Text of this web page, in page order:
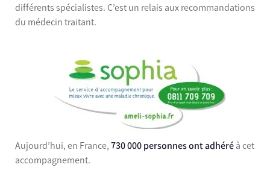
différents spécialistes. C’est un relais aux recommandations
du médecin traitant.
Aujourd’hui, en France, 730 000 personnes ont adhéré à cet
accompagnement.